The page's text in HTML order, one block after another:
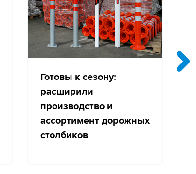
Готовы к сезону:
расширили
производство и
ассортимент дорожных
столбиков